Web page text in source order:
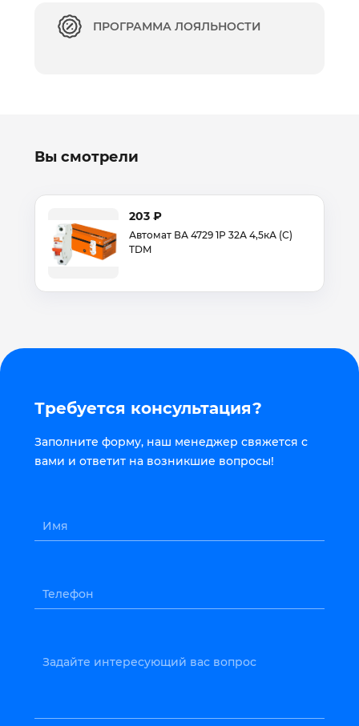
ПРОГРАММА ЛОЯЛЬНОСТИ
Вы смотрели
203 ₽
Автомат ВА 4729 1Р 32А 4,5кА (С)
TDM
Требуется консультация?
Заполните форму, наш менеджер свяжется с
вами и ответит на возникшие вопросы!
Имя
Телефон
Задайте интересующий вас вопрос